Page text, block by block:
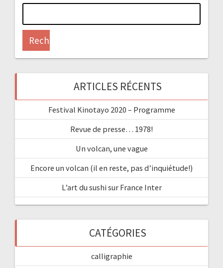
ARTICLES RÉCENTS
Festival Kinotayo 2020 – Programme
Revue de presse… 1978!
Un volcan, une vague
Encore un volcan (il en reste, pas d’inquiétude!)
L’art du sushi sur France Inter
CATÉGORIES
calligraphie